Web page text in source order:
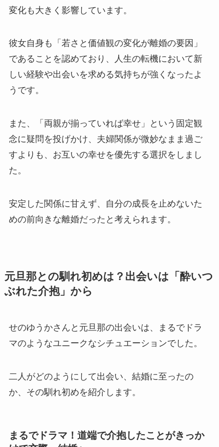
変化も大きく影響しています。
彼女自身も「若さと価値観の変化が離婚の要因」
であることを認めており、人生の転機において新
しい経験や出会いを求める気持ちが強くなったよ
うです。
また、「両親が揃っていれば幸せ」という固定観
念に疑問を投げかけ、夫婦関係が微妙なまま過ご
すよりも、お互いの幸せを優先する選択をしまし
た。
安定した関係に甘えず、自分の成長を止めないた
めの前向きな離婚だったと考えられます。
元旦那との馴れ初めは？出会いは「酔いつ
ぶれた介抱」から
せのゆうかさんと元旦那の出会いは、まるでドラ
マのようなユニークなシチュエーションでした。
二人がどのようにして出会い、結婚に至ったの
か、その馴れ初めを紹介します。
まるでドラマ！道端で介抱したことがきっか